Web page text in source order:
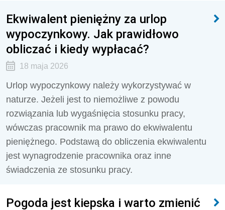
Ekwiwalent pieniężny za urlop
wypoczynkowy. Jak prawidłowo
obliczać i kiedy wypłacać?
18 maja 2026
Urlop wypoczynkowy należy wykorzystywać w
naturze. Jeżeli jest to niemożliwe z powodu
rozwiązania lub wygaśnięcia stosunku pracy,
wówczas pracownik ma prawo do ekwiwalentu
pieniężnego. Podstawą do obliczenia ekwiwalentu
jest wynagrodzenie pracownika oraz inne
świadczenia ze stosunku pracy.
Pogoda jest kiepska i warto zmienić